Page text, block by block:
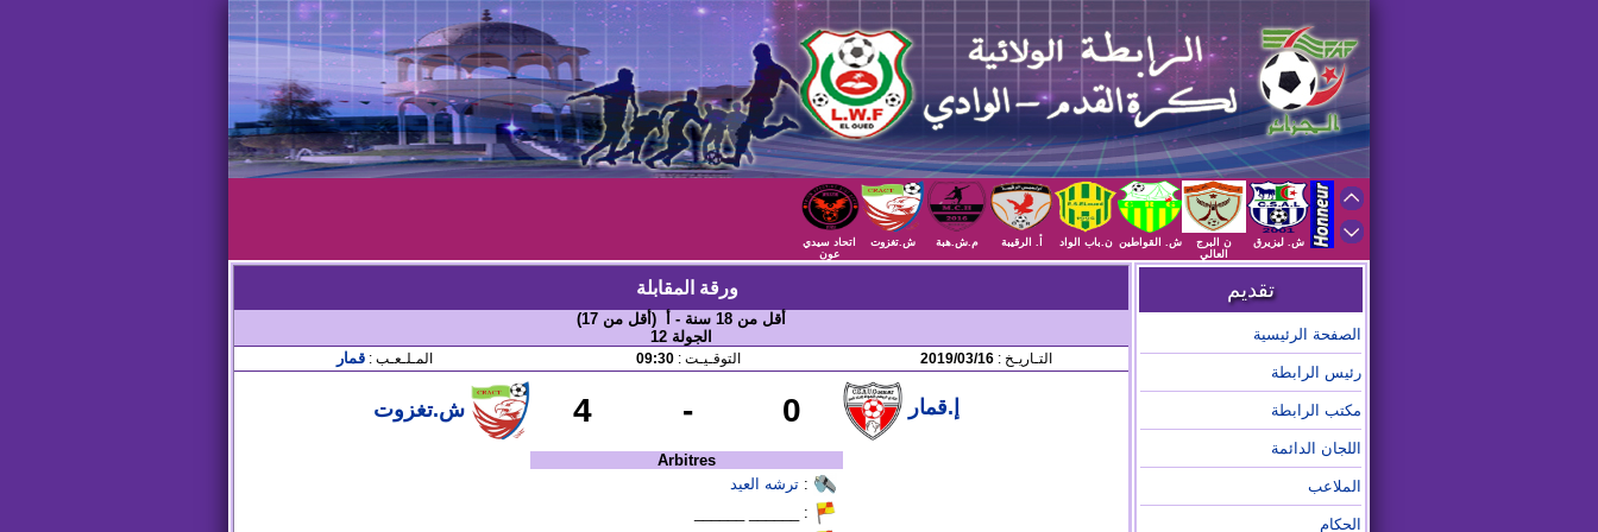
ش. ليزيرق
ن البرج
العالي
ش. القواطين ن.باب الواد أ. الرقيبة م.ش.هبة ش.تغزوت
اتحاد سيدي
عون
تقديم
الصفحة الرئيسية
رئيس الرابطة
مكتب الرابطة
اللجان الدائمة
الملاعب
الحكام
ورقة المقابلة
أقل من 18 سنة - أ (أقل من 17)
الجولة 12
التـاريـخ :2019/03/16 التوقـيـت : 09:30 المـلـعـب :قمار
إ.قمار 0
-
4 ش.تغزوت
Arbitres
: ترشه العيد
: ______ ______